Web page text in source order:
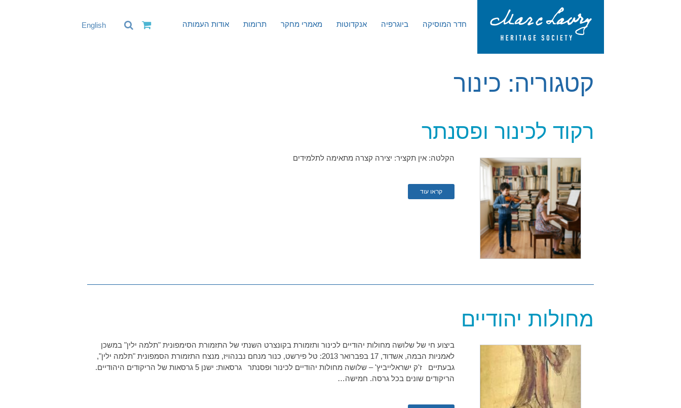
חדר המוסיקה ביוגרפיה אנקדוטות מאמרי מחקר תרומות אודות העמותה English
קטגוריה: כינור
רקוד לכינור ופסנתר
הקלטה: אין תקציר: יצירה קצרה מתאימה לתלמידים
קראו עוד
מחולות יהודיים
ביצוע חי של שלושה מחולות יהודיים לכינור ותזמורת‏ בקונצרט השנתי של התזמורת הסימפונית "תלמה ילין" במשכן
לאמניות הבמה, אשדוד, 17 בפברואר 2013: טל פירשט, כנור מנחם נבנהויז, מנצח התזמורת הסמפונית "תלמה ילין",
גבעתיים ז'ק ישראלייביץ' – שלושה מחולות יהודיים לכינור ופסנתר גרסאות: ישנן 5 גרסאות של הריקודים היהודיים.
הריקודים שונים בכל גרסה. חמישה…